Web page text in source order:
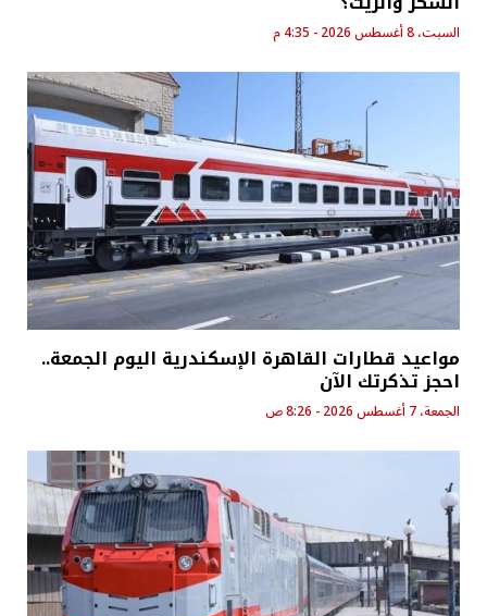
السبت، 8 أغسطس 2026 - 4:35 م
مواعيد قطارات القاهرة الإسكندرية اليوم الجمعة..
احجز تذكرتك الآن
الجمعة، 7 أغسطس 2026 - 8:26 ص